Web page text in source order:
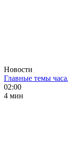
Новости
Главные темы
02:00
4 мин